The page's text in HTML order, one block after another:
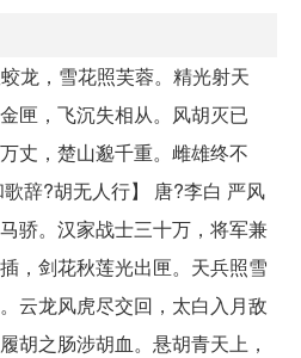
龙，雪花照芙蓉。精光射天
匣，飞沉失相从。风胡灭已
丈，楚山邈千重。雌雄终不
辞?胡无人行】 唐?李白 严风
骄。汉家战士三十万，将军兼
，剑花秋莲光出匣。天兵照雪
云龙风虎尽交回，太白入月敌
胡之肠涉胡血。悬胡青天上，